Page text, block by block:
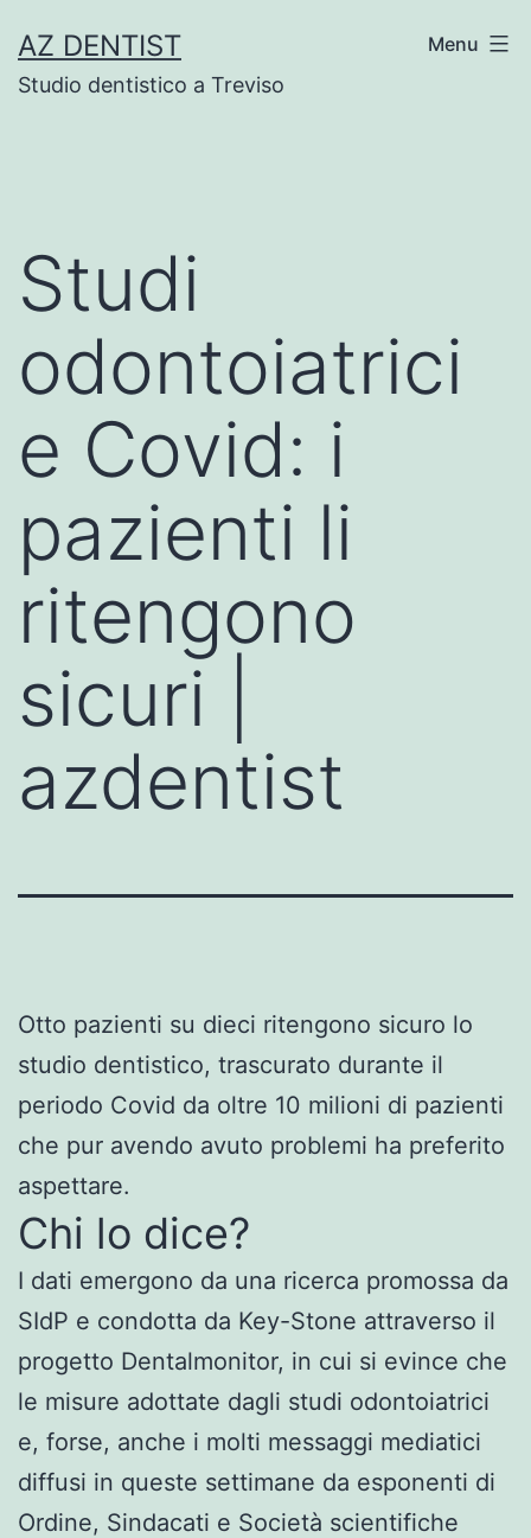
to
content
AZ DENTIST
Studio dentistico a Treviso
Menu
Studi
odontoiatrici
e Covid: i
pazienti li
ritengono
sicuri |
azdentist
Otto pazienti su dieci ritengono sicuro lo
studio dentistico, trascurato durante il
periodo Covid da oltre 10 milioni di pazienti
che pur avendo avuto problemi ha preferito
aspettare.
Chi lo dice?
I dati emergono da una ricerca promossa da
SIdP e condotta da Key-Stone attraverso il
progetto Dentalmonitor, in cui si evince che
le misure adottate dagli studi odontoiatrici
e, forse, anche i molti messaggi mediatici
diffusi in queste settimane da esponenti di
Ordine, Sindacati e Società scientifiche